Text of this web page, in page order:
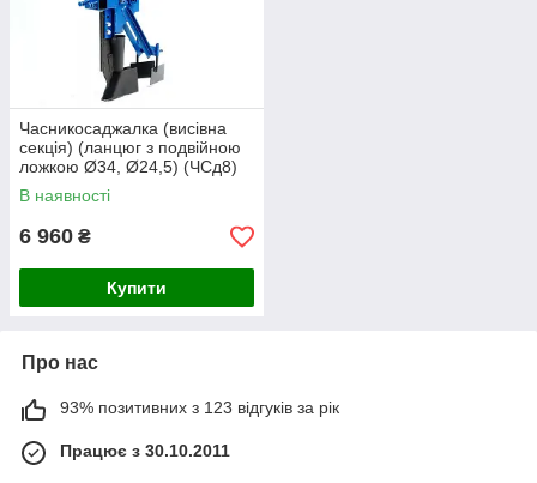
Часникосаджалка (висівна
секція) (ланцюг з подвійною
ложкою Ø34, Ø24,5) (ЧСд8)
В наявності
6 960 ₴
Купити
Про нас
93% позитивних з 123 відгуків за рік
Працює з 30.10.2011